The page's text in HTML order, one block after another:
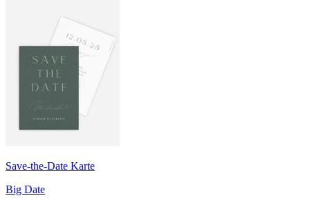
Save-the-Date Karte
Big Date